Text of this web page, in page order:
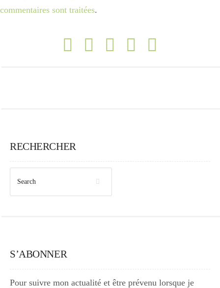
commentaires sont traitées.
RECHERCHER
S’ABONNER
Pour suivre mon actualité et être prévenu lorsque je